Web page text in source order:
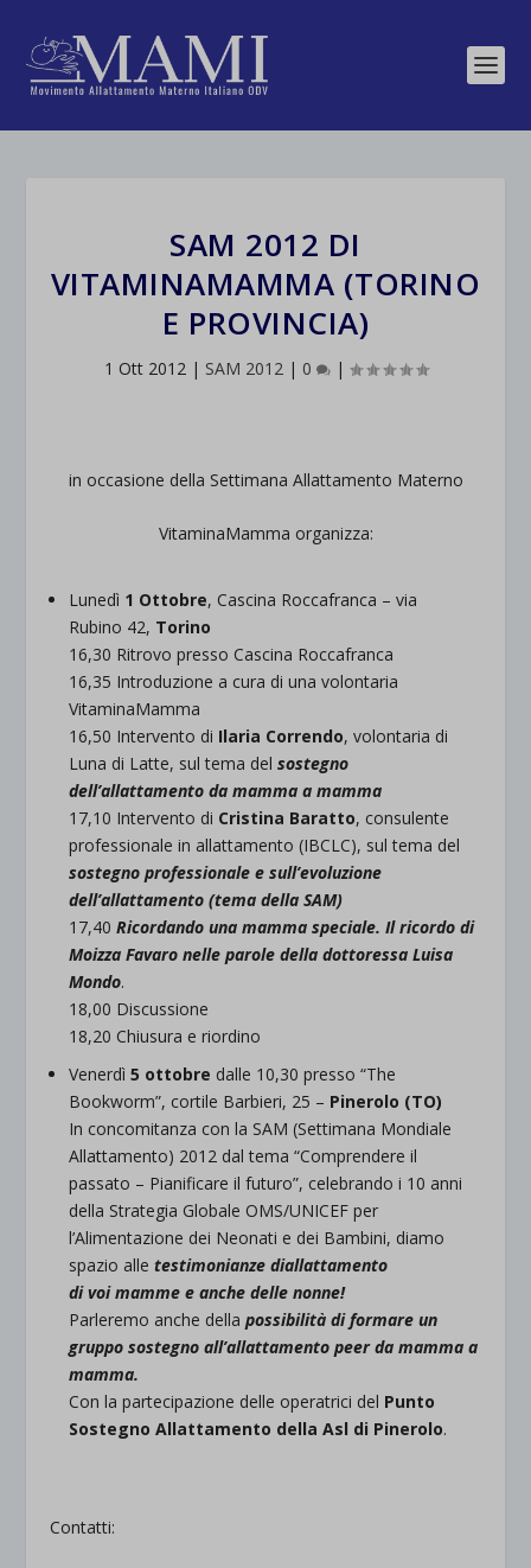
SAM 2012 DI
VITAMINAMAMMA (TORINO
E PROVINCIA)
1 Ott 2012| SAM 2012| 0 |
in occasione della Settimana Allattamento Materno
VitaminaMamma organizza:
Lunedì 1 Ottobre, Cascina Roccafranca – via
Rubino 42, Torino
16,30 Ritrovo presso Cascina Roccafranca
16,35 Introduzione a cura di una volontaria
VitaminaMamma
16,50 Intervento di Ilaria Correndo, volontaria di
Luna di Latte, sul tema delsostegno
dell’allattamento da mamma a mamma
17,10 Intervento di Cristina Baratto, consulente
professionale in allattamento (IBCLC), sul tema del
sostegno professionale e sull’evoluzione
dell’allattamento (tema della SAM)
17,40Ricordando una mamma speciale. Il ricordo di
Moizza Favaro nelle parole della dottoressa Luisa
Mondo.
18,00 Discussione
18,20 Chiusura e riordino
Venerdì5 ottobre dalle 10,30 presso “The
Bookworm”, cortile Barbieri, 25 – Pinerolo (TO)
In concomitanza con la SAM (Settimana Mondiale
Allattamento) 2012 dal tema “Comprendere il
passato – Pianificare il futuro”, celebrando i 10 anni
della Strategia Globale OMS/UNICEF per
l’Alimentazione dei Neonati e dei Bambini, diamo
spazio alletestimonianze diallattamento
di voi mamme e anche delle nonne!
Parleremo anche dellapossibilità di formare un
gruppo sostegno all’allattamento peer da mamma a
mamma.
Con la partecipazione delle operatrici del Punto
Sostegno Allattamento della Asl di Pinerolo.
Contatti: